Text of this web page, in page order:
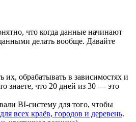
что когда данные начинают
делать вообще. Давайте
обрабатывать в зависимостях и
знаете, что 20 дней из 30 — это
BI-систему для того, чтобы
всех краёв, городов и деревень.